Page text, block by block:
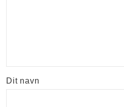
Dit navn